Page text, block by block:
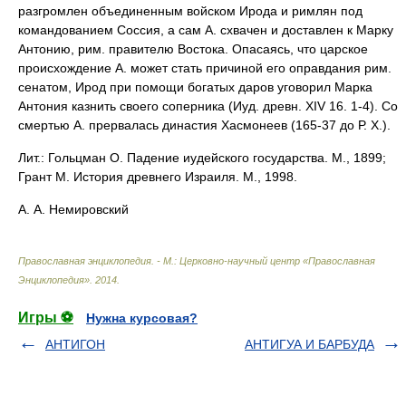
разгромлен объединенным войском Ирода и римлян под
командованием Соссия, а сам А. схвачен и доставлен к Марку
Антонию, рим. правителю Востока. Опасаясь, что царское
происхождение А. может стать причиной его оправдания рим.
сенатом, Ирод при помощи богатых даров уговорил Марка
Антония казнить своего соперника (Иуд. древн. XIV 16. 1-4). Со
смертью А. прервалась династия Хасмонеев (165-37 до Р. Х.).
Лит.: Гольцман О. Падение иудейского государства. М., 1899;
Грант М. История древнего Израиля. М., 1998.
А. А. Немировский
Православная энциклопедия. - М.: Церковно-научный центр «Православная
Энциклопедия» 2014
Игры ⚽
Нужна курсовая?
АНТИГОН
АНТИГУА И БАРБУДА